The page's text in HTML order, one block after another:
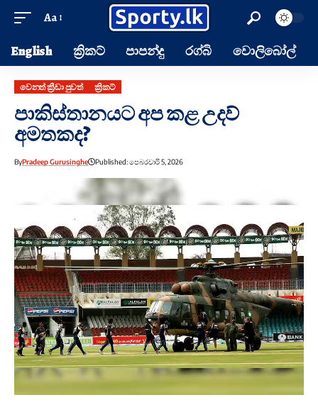
Aa
English ක්‍රිකට් පාපන්දු රග්බි වොලිබෝල්
වෙනත් ක්‍රීඩා පුවත් ක්‍රිකට්
පාකිස්තානයට අප කළ උදව්
අමතකද?
ByPradeep Gurusinghe Published: පෙබරවාරි 5, 2026